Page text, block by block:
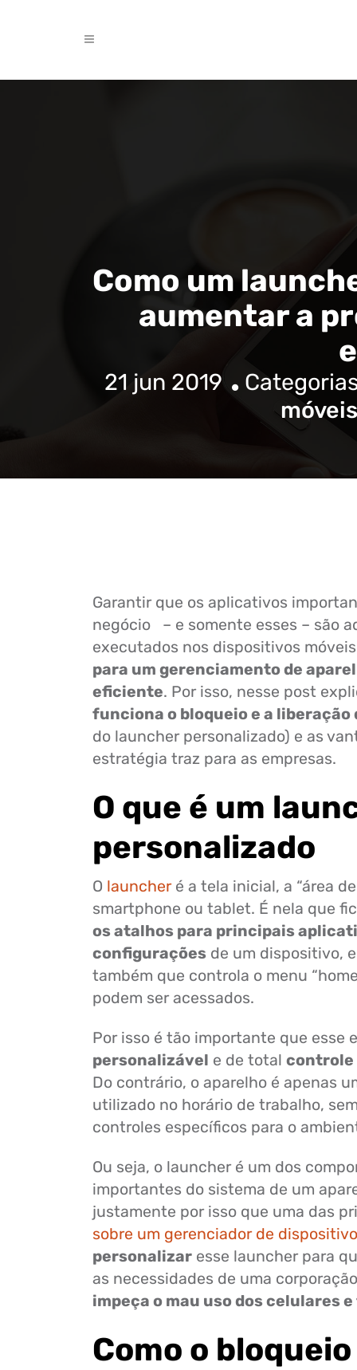
Como um
aumentar a
21 jun 2019
móveis
Garantir que os aplicativos
negócio – e somente esses – são
executados nos dispositivos
para um gerenciamento de
eficiente. Por isso, nesse post
funciona o bloqueio e a liberação
do launcher personalizado) e as
estratégia traz para as empresas.
O que é um
personalizado
O launcheré a tela inicial, a “área
smartphone ou tablet. É nela que
os atalhos para principais
configurações de um dispositivo,
também que controla o menu
podem ser acessados.
Por isso é tão importante que esse
personalizável e de total controle
Do contrário, o aparelho é apenas
utilizado no horário de trabalho,
controles específicos para o
Ou seja, o launcher é um dos
importantes do sistema de um
justamente por isso que uma das
sobre um gerenciador de
personalizar esse launcher para
as necessidades de uma
impeça o mau uso dos celulares
Como o